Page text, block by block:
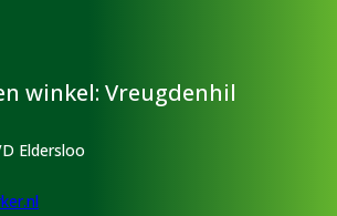
winkel: Vreugdenhil
Eldersloo